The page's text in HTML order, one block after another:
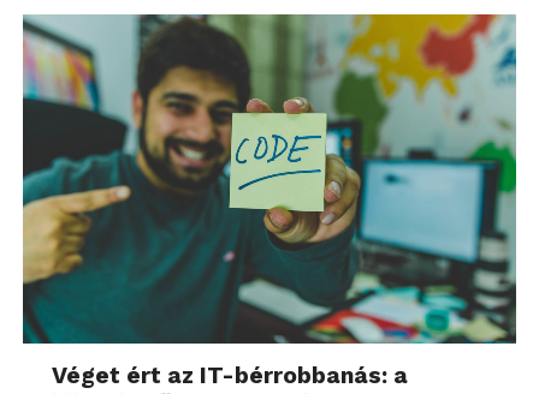
Véget ért az IT-bérrobbanás: a